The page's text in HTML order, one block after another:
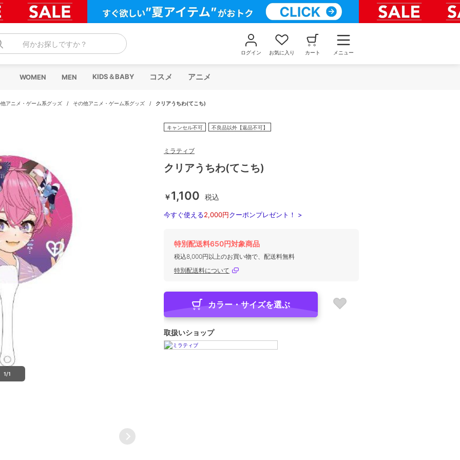
何かお探しですか？
ログイン お気に入り カート メニュー
WOMEN MEN KIDS＆BABY コスメ アニメ
アニメ・ゲーム系グッズ / その他アニメ・ゲーム系グッズ / クリアうちわ(てこち)
1/1
キャンセル不可 不良品以外【返品不可】
ミラティブ
クリアうちわ(てこち)
￥1,100 税込
今すぐ使える2,000円クーポンプレゼント！ >
特別配送料650円対象商品
税込8,000円以上のお買い物で、配送料無料
特別配送料について
カラー・サイズを選ぶ
取扱いショップ